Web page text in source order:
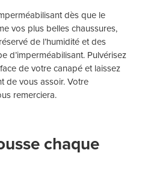
dès que le
vos plus belles chaussures,
de l’humidité et des
d’imperméabilisant. Pulvérisez
de votre canapé et laissez
de vous assoir. Votre
remerciera.
chaque